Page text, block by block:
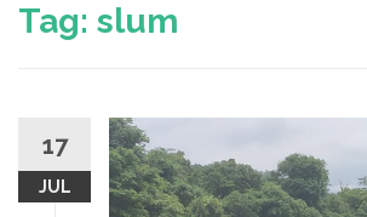
Tag: slum
17
JUL